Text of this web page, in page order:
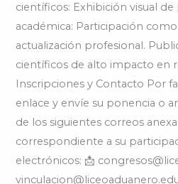
científicos: Exhibición visual de
académica: Participación
actualización profesional.
científicos de alto impacto en
Inscripciones y Contacto Por
enlace y envíe su ponencia o
de los siguientes correos
correspondiente a su
electrónicos: 📩